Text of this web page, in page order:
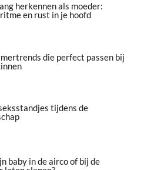
herkennen als moeder:
en rust in je hoofd
die perfect passen bij
tijdens de
baby in de airco of bij de